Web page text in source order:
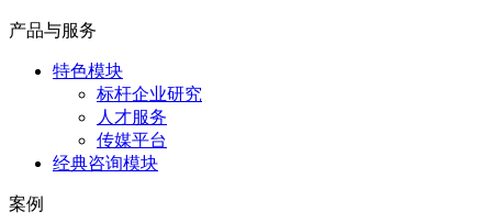
产品与服务
特色模块
标杆企业研究
人才服务
传媒平台
经典咨询模块
案例